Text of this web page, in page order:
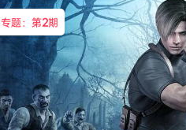
专题：第2期